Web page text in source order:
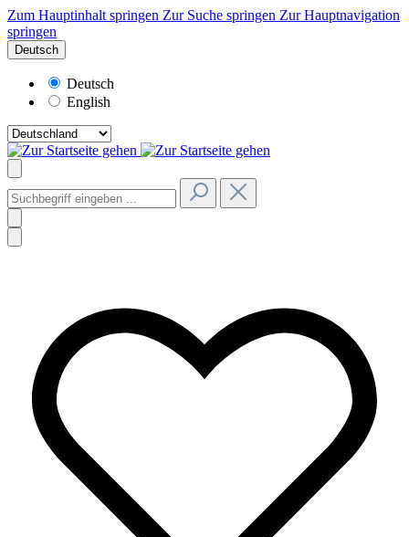
Zum Hauptinhalt springen Zur Suche springen Zur Hauptnavigation
springen
Deutsch
Deutsch
English